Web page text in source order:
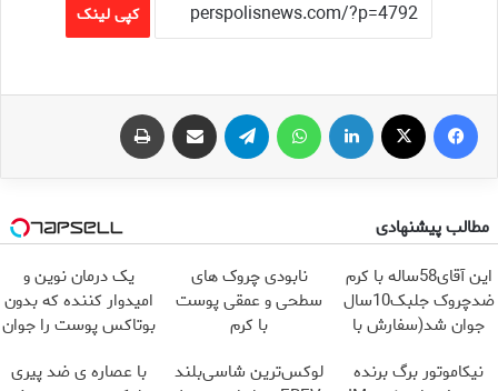
کپی لینک
فیس بوک لینکدین تلگرام اشتراک گذاری از طریق ایمیل
مطالب پیشنهادی
این آقای58ساله با کرم
ضدچروک جلبک10سال
جوان شد(سفارش با
نابودی چروک های
سطحی و عمقی پوست
با کرم
یک درمان نوین و
امیدوار کننده که بدون
بوتاکس پوست را جوان
نیکاموتور برگ برنده
لوکس‌ترین شاسی‌بلند
با عصاره ی ضد پیری